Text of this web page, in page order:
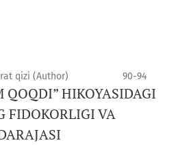
qizi (Author) 90-94
QOQDI” HIKOYASIDAGI
FIDOKORLIGI VA